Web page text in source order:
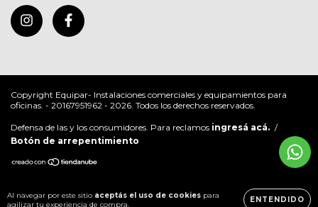
Al navegar por este sitio aceptás el uso de cookies para
agilizar tu experiencia de compra.
ENTENDIDO
Copyright Equipar- Instalaciones comerciales y equipamientos para
oficinas. - 20167951962 - 2026. Todos los derechos reservados.
Defensa de las y los consumidores. Para reclamos ingresá acá. /
Botón de arrepentimiento